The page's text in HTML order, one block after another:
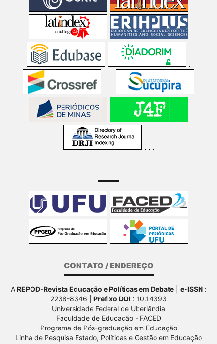
CONTATO / ENDEREÇO
A REPOD-Revista Educação e Políticas em Debate| e-ISSN:
2238-8346 | Prefixo DOI : 10.14393
Universidade Federal de Uberlândia
Faculdade de Educação - FACED
Programa de Pós-graduação em Educação
Linha de Pesquisa Estado, Políticas e Gestão em Educação